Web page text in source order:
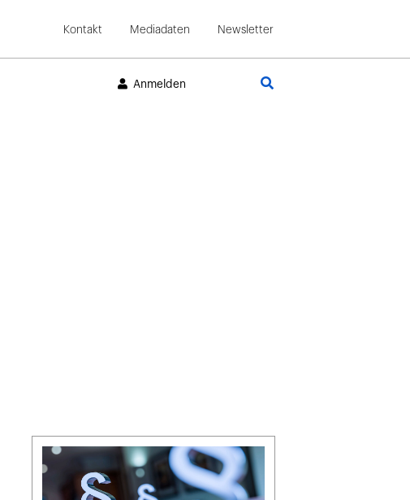
Kontakt Mediadaten Newsletter
Anmelden